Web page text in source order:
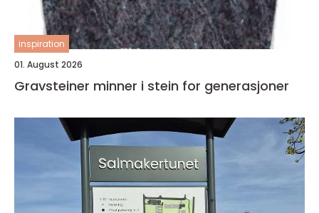
inspiration
01. August 2026
Gravsteiner minner i stein for generasjoner